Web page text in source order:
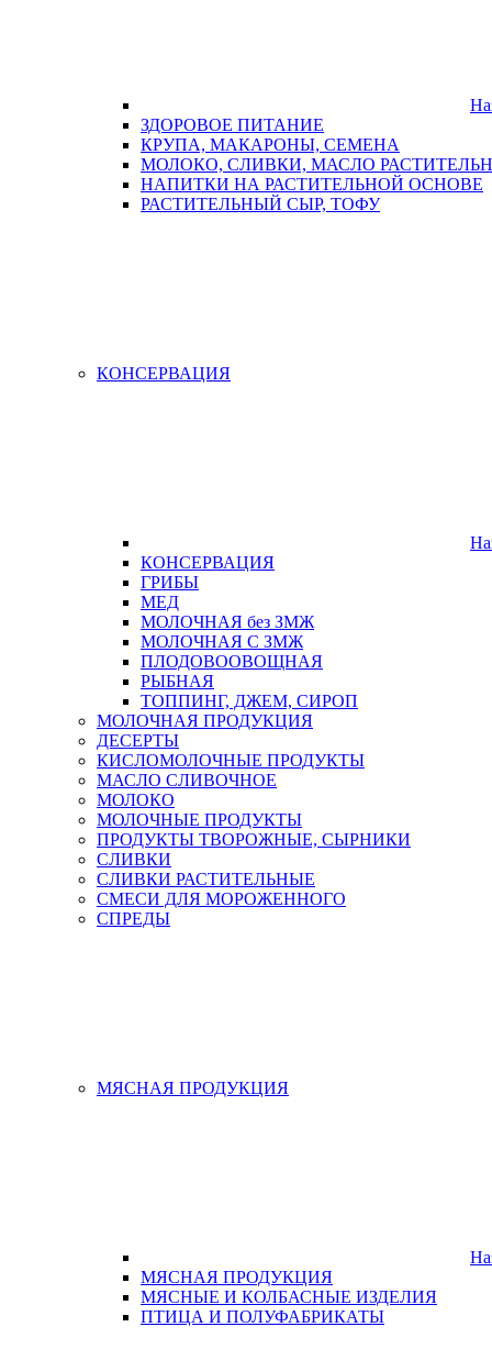
ЗДОРОВОЕ ПИТАНИЕ
КРУПА, МАКАРОНЫ, СЕМЕНА
МОЛОКО, СЛИВКИ, МАСЛО
НАПИТКИ НА РАСТИТЕЛЬНОЙ ОСНОВЕ
РАСТИТЕЛЬНЫЙ СЫР, ТОФУ
КОНСЕРВАЦИЯ
КОНСЕРВАЦИЯ
ГРИБЫ
МЕД
МОЛОЧНАЯ без ЗМЖ
МОЛОЧНАЯ С ЗМЖ
ПЛОДОВООВОЩНАЯ
РЫБНАЯ
ТОППИНГ, ДЖЕМ, СИРОП
МОЛОЧНАЯ ПРОДУКЦИЯ
ДЕСЕРТЫ
КИСЛОМОЛОЧНЫЕ ПРОДУКТЫ
МАСЛО СЛИВОЧНОЕ
МОЛОКО
МОЛОЧНЫЕ ПРОДУКТЫ
ПРОДУКТЫ ТВОРОЖНЫЕ, СЫРНИКИ
СЛИВКИ
СЛИВКИ РАСТИТЕЛЬНЫЕ
СМЕСИ ДЛЯ МОРОЖЕННОГО
СПРЕДЫ
МЯСНАЯ ПРОДУКЦИЯ
МЯСНАЯ ПРОДУКЦИЯ
МЯСНЫЕ И КОЛБАСНЫЕ ИЗДЕЛИЯ
ПТИЦА И ПОЛУФАБРИКАТЫ